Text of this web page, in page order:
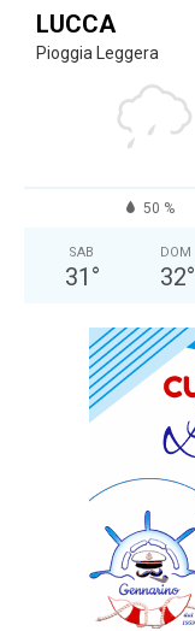
LUCCA
Pioggia Leggera
50 %
SAB
31 °
DOM
32°